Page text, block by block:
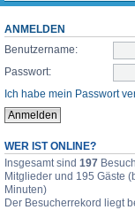
ANMELDEN
Benutzername:
Passwort:
Ich habe mein Passwort
WER IST ONLINE?
Insgesamt sind 197
Mitglieder und 195 Gäste
Minuten)
Der Besucherrekord liegt